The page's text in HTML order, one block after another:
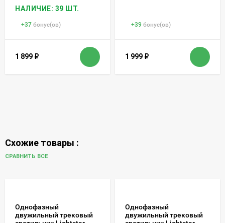
НАЛИЧИЕ: 39 ШТ.
+37 бонус(ов)
1 899 ₽
+39 бонус(ов)
1 999 ₽
Схожие товары :
СРАВНИТЬ ВСЕ
Однофазный
двужильный трековый
Однофазный
двужильный трековый